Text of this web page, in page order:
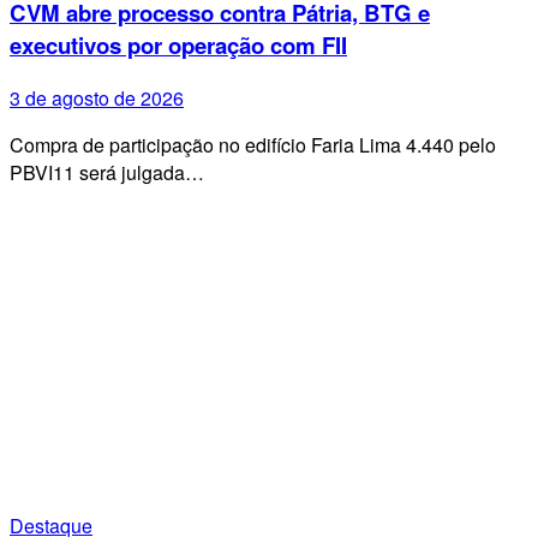
CVM abre processo contra Pátria, BTG e
executivos por operação com FII
3 de agosto de 2026
Compra de participação no edifício Faria Lima 4.440 pelo
PBVI11 será julgada…
Destaque